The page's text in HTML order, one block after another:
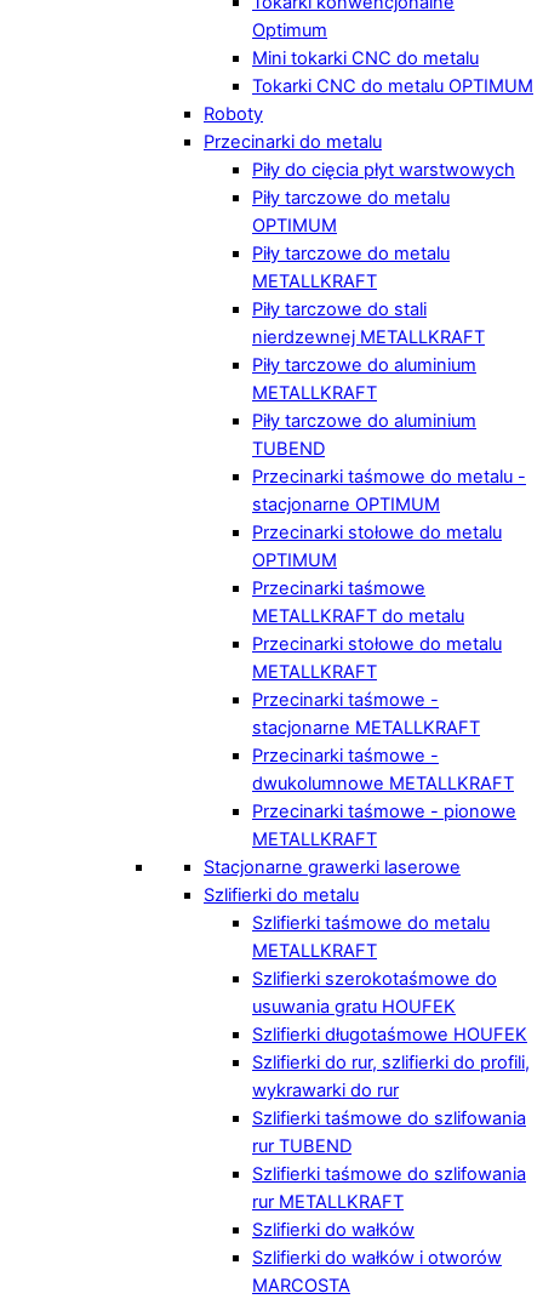
Optimum
Mini tokarki CNC do metalu
Tokarki CNC do metalu OPTIMUM
Roboty
Przecinarki do metalu
Piły do cięcia płyt warstwowych
Piły tarczowe do metalu
OPTIMUM
Piły tarczowe do metalu
METALLKRAFT
Piły tarczowe do stali
nierdzewnej METALLKRAFT
Piły tarczowe do aluminium
METALLKRAFT
Piły tarczowe do aluminium
TUBEND
Przecinarki taśmowe do metalu -
stacjonarne OPTIMUM
Przecinarki stołowe do metalu
OPTIMUM
Przecinarki taśmowe
METALLKRAFT do metalu
Przecinarki stołowe do metalu
METALLKRAFT
Przecinarki taśmowe -
stacjonarne METALLKRAFT
Przecinarki taśmowe -
dwukolumnowe METALLKRAFT
Przecinarki taśmowe - pionowe
METALLKRAFT
Stacjonarne grawerki laserowe
Szlifierki do metalu
Szlifierki taśmowe do metalu
METALLKRAFT
Szlifierki szerokotaśmowe do
usuwania gratu HOUFEK
Szlifierki długotaśmowe HOUFEK
Szlifierki do rur, szlifierki do profili,
wykrawarki do rur
Szlifierki taśmowe do szlifowania
rur TUBEND
Szlifierki taśmowe do szlifowania
rur METALLKRAFT
Szlifierki do wałków
Szlifierki do wałków i otworów
MARCOSTA